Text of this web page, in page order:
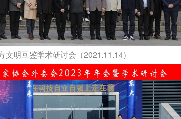
文明互鉴学术研讨会（2021.11.14）